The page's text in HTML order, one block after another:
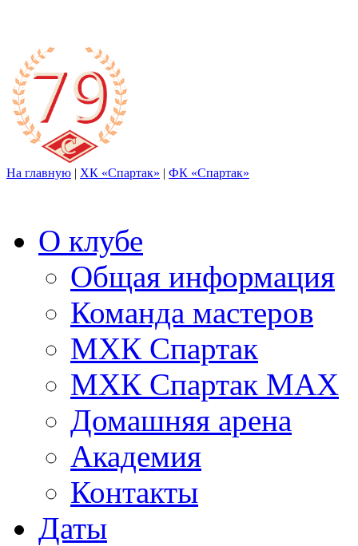
На главную | ХК «Спартак» | ФК «Спартак»
О клубе
Общая информация
Команда мастеров
МХК Спартак
МХК Спартак МАХ
Домашняя арена
Академия
Контакты
Даты